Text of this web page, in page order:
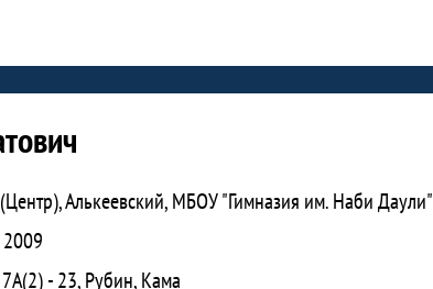
Алькеевский, МБОУ "Гимназия им. Наби Даули"
- 23, Рубин, Кама